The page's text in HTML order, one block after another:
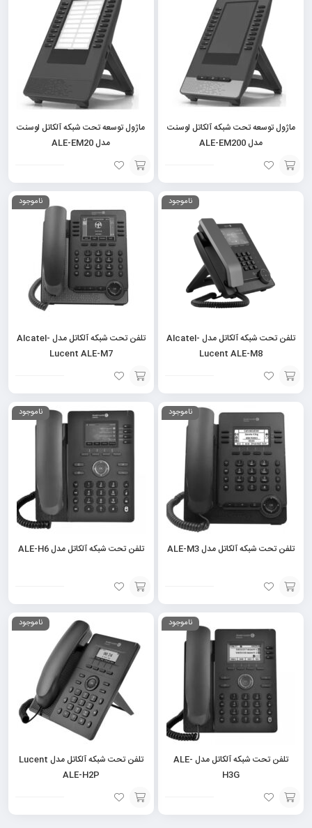
ماژول توسعه تحت شبکه آلکاتل لوسنت
مدل ALE-EM200
افزودن
ماژول توسعه تحت شبکه آلکاتل لوسنت
مدل ALE-EM20
افزودن
ناموجود
تلفن تحت شبکه آلکاتل مدل Alcatel-
Lucent ALE-M8
افزودن
سبد
ناموجود
تلفن تحت شبکه آلکاتل مدل Alcatel-
Lucent ALE-M7
افزودن
ناموجود
تلفن تحت شبکه آلکاتل مدل ALE-M3
افزودن
ناموجود
تلفن تحت شبکه آلکاتل مدل ALE-H6
افزودن
سبد
ناموجود
تلفن تحت شبکه آلکاتل مدل ALE-
H3G
افزودن
ناموجود
تلفن تحت شبکه آلکاتل مدل Lucent
ALE-H2P
افزودن